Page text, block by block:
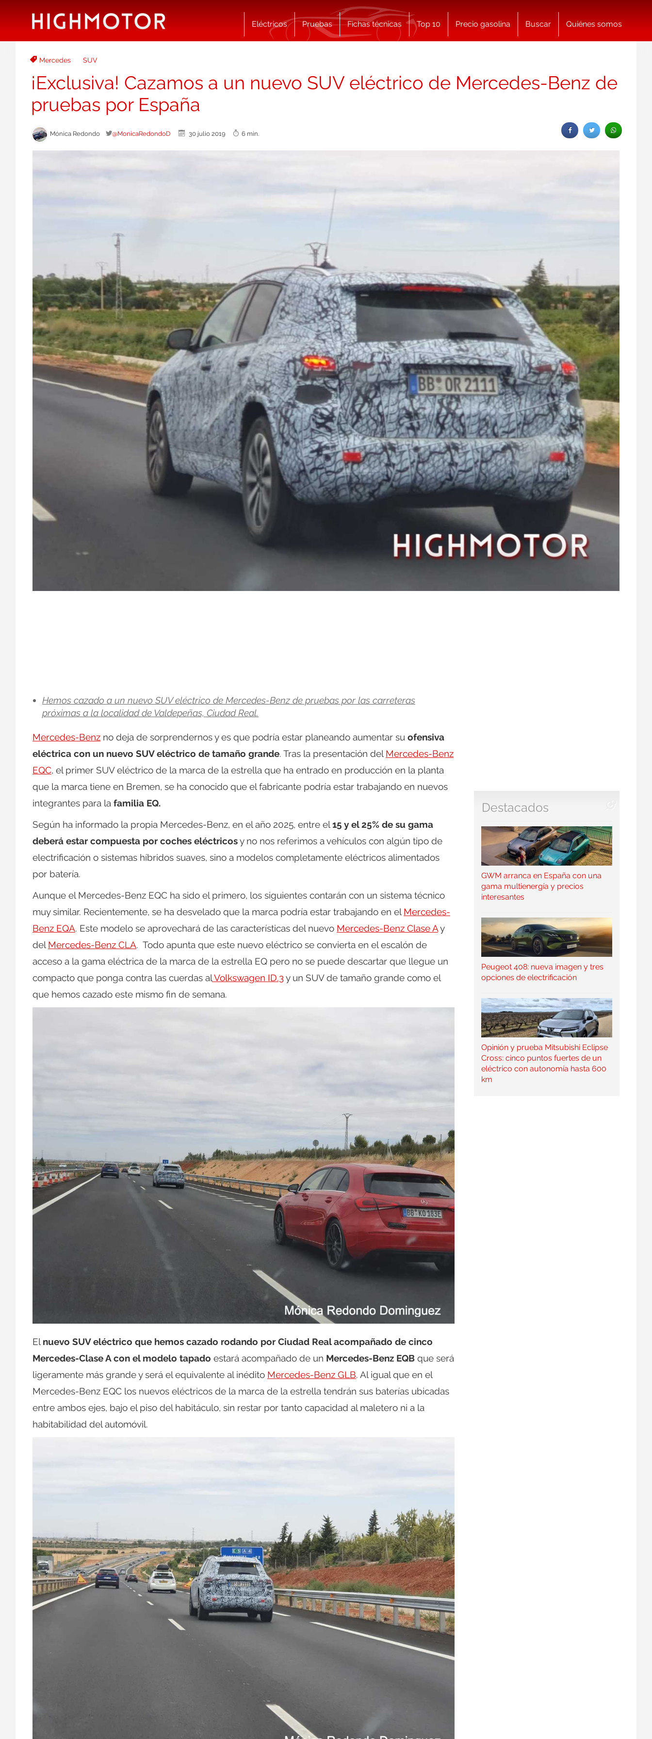
Eléctricos Pruebas Fichas técnicas Top 10 Precio gasolina Buscar Quiénes somos
Mercedes SUV
¡Exclusiva! Cazamos a un nuevo SUV eléctrico de Mercedes-Benz de
pruebas por España
Mónica Redondo @MonicaRedondoD 30 julio 2019 6 min.
Hemos cazado a un nuevo SUV eléctrico de Mercedes-Benz de pruebas por las carreteras
próximas a la localidad de Valdepeñas, Ciudad Real.
Mercedes-Benz no deja de sorprendernos y es que podría estar planeando aumentar su ofensiva
eléctrica con un nuevo SUV eléctrico de tamaño grande. Tras la presentación del Mercedes-Benz
EQC, el primer SUV eléctrico de la marca de la estrella que ha entrado en producción en la planta
que la marca tiene en Bremen, se ha conocido que el fabricante podría estar trabajando en nuevos
integrantes para la familia EQ.
Según ha informado la propia Mercedes-Benz, en el año 2025, entre el15 y el 25% de su gama
deberá estar compuesta por coches eléctricosy no nos referimos a vehículos con algún tipo de
electrificación o sistemas híbridos suaves, sino a modelos completamente eléctricos alimentados
por batería.
Aunque el Mercedes-Benz EQC ha sido el primero, los siguientes contarán con un sistema técnico
muy similar. Recientemente, se ha desvelado que la marca podría estar trabajando en el Mercedes-
Benz EQA. Este modelo se aprovechará de las características del nuevo Mercedes-Benz Clase Ay
del Mercedes-Benz CLA. Todo apunta que este nuevo eléctrico se convierta en el escalón de
acceso a la gama eléctrica de la marca de la estrella EQ pero no se puede descartar que llegue un
compacto que ponga contra las cuerdas alVolkswagen ID.3y un SUV de tamaño grande como el
que hemos cazado este mismo fin de semana.
El nuevo SUV eléctrico que hemos cazado rodando por Ciudad Real acompañado de cinco
Mercedes-Clase A con el modelo tapado estará acompañado de un Mercedes-Benz EQB que será
ligeramente más grande y será el equivalente al inédito Mercedes-Benz GLB. Al igual que en el
Mercedes-Benz EQC los nuevos eléctricos de la marca de la estrella tendrán sus baterías ubicadas
entre ambos ejes, bajo el piso del habitáculo, sin restar por tanto capacidad al maletero ni a la
habitabilidad del automóvil.
Destacados
GWM arranca en España con una
gama multienergía y precios
interesantes
Peugeot 408: nueva imagen y tres
opciones de electrificación
Opinión y prueba Mitsubishi Eclipse
Cross: cinco puntos fuertes de un
eléctrico con autonomía hasta 600
km